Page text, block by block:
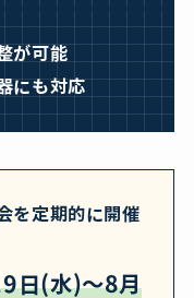
が可能
にも対応
を定期的に開催
日(水)〜8月